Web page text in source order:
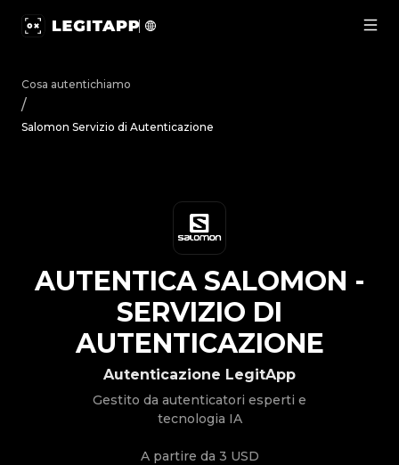
Cosa autentichiamo
/
Salomon Servizio di Autenticazione
Autenticazione LegitApp
Gestito da autenticatori esperti e
tecnologia IA
A partire da 3 USD
AUTENTICA SALOMON -
SERVIZIO DI
AUTENTICAZIONE